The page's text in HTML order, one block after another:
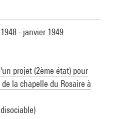
- janvier 1949
projet (2ème état) pour
la chapelle du Rosaire à